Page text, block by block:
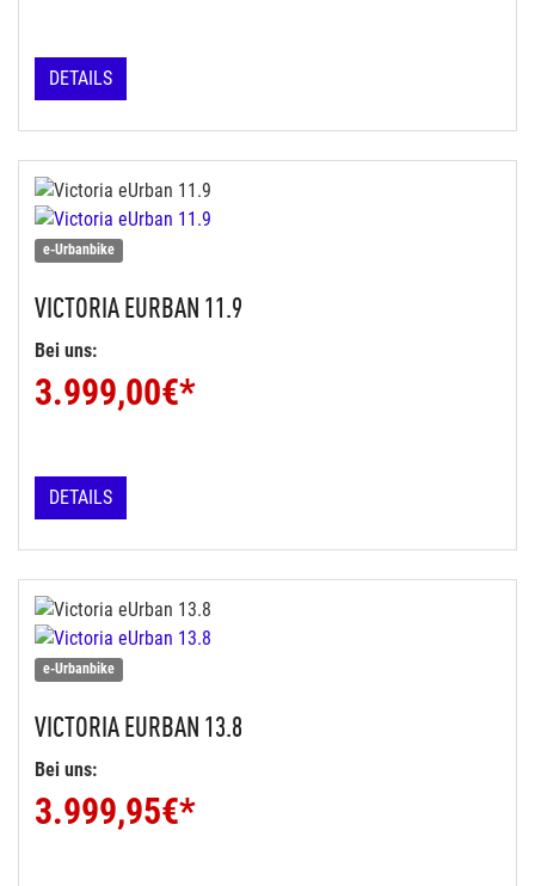
DETAILS
e-Urbanbike
VICTORIAEURBAN 11.9
Bei uns:
3.999,00€*
DETAILS
e-Urbanbike
VICTORIAEURBAN 13.8
Bei uns:
3.999,95€*